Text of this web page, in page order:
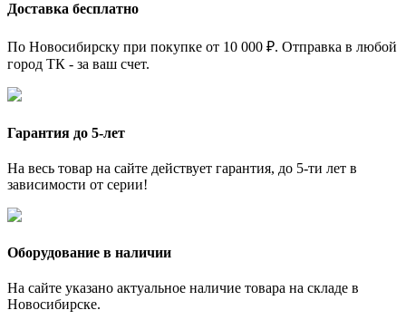
Доставка бесплатно
По Новосибирску при покупке от 10 000 ₽. Отправка в любой
город ТК - за ваш счет.
Гарантия до 5-лет
На весь товар на сайте действует гарантия, до 5-ти лет в
зависимости от серии!
Оборудование в наличии
На сайте указано актуальное наличие товара на складе в
Новосибирске.